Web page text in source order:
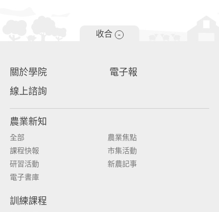
收合 -
關於學院
電子報
線上諮詢
農業新知
全部
農業焦點
課程快報
市集活動
研習活動
新農記事
電子書庫
訓練課程